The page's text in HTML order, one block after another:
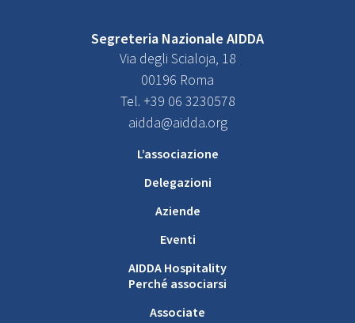
Segreteria Nazionale AIDDA
Via degli Scialoja, 18
00196 Roma
Tel. +39 06 3230578
aidda@aidda.org
L’associazione
Delegazioni
Aziende
Eventi
AIDDA Hospitality
Perché associarsi
Associate